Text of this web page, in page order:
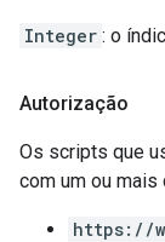
Integer : o
Autorização
Os scripts que
com um ou
https://